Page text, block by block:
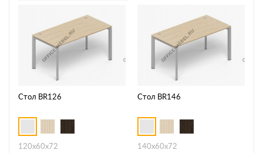
Стол BR126
120х60х72
Стол BR146
140х60х72